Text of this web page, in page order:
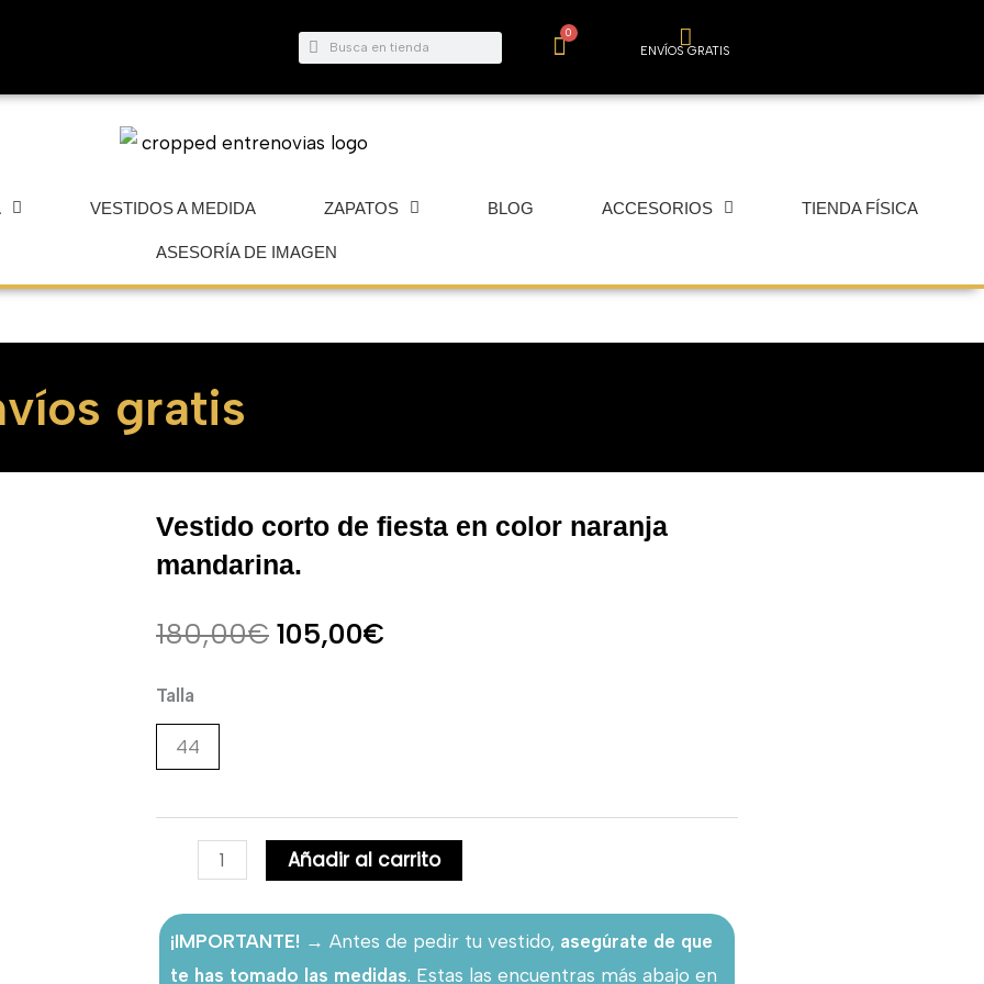
Buscar
Buscar
0
Carrito ENVÍOS GRATIS
VESTIDOS A MEDIDA ZAPATOS BLOG ACCESORIOS TIENDA FÍSICA
ASESORÍA DE IMAGEN
gratis
Vestido corto de fiesta en color naranja
mandarina.
180,00€ El
180,00€.
105,00€
105,00€.
Talla
44
Vestido
corto
mandarina.
cantidad
Añadir al carrito
¡IMPORTANTE! → Antes de pedir tu vestido, asegúrate de que
te has tomado las medidas. Estas las encuentras más abajo en